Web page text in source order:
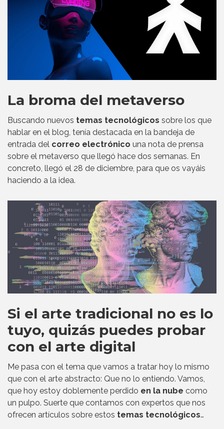
La broma del metaverso
Buscando nuevos temas tecnológicos sobre los que
hablar en el blog, tenía destacada en la bandeja de
entrada del correo electrónico una nota de prensa
sobre el metaverso que llegó hace dos semanas. En
concreto, llegó el 28 de diciembre, para que os vayáis
haciendo a la idea.
Si el arte tradicional no es lo
tuyo, quizás puedes probar
con el arte digital
Me pasa con el tema que vamos a tratar hoy lo mismo
que con el arte abstracto: Que no lo entiendo. Vamos,
que hoy estoy doblemente perdido en la nube como
un pulpo. Suerte que contamos con expertos que nos
ofrecen artículos sobre estos temas tecnológicos…